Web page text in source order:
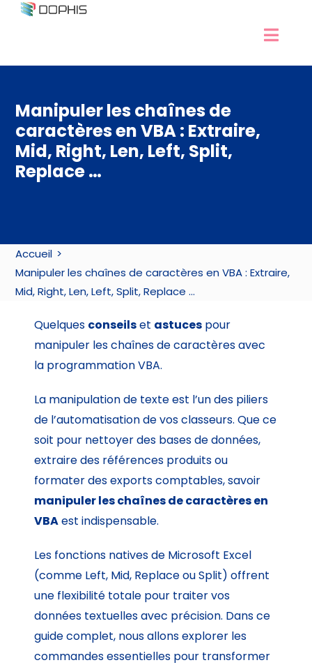
Passer
à
Développement Excel
Services Access
Nos formations
Ressources
Manipuler les chaînes de
caractères en VBA : Extraire,
Mid, Right, Len, Left, Split,
Replace …
Accueil
Manipuler les chaînes de caractères en VBA : Extraire,
Mid, Right, Len, Left, Split, Replace …
Quelques conseilset astuces pour
manipuler les chaînes de caractères avec
la programmation VBA.
La manipulation de texte est l’un des piliers
de l’automatisation de vos classeurs. Que ce
soit pour nettoyer des bases de données,
extraire des références produits ou
formater des exports comptables, savoir
manipuler les chaînes de caractères en
VBAest indispensable.
Les fonctions natives de Microsoft Excel
(comme Left, Mid, Replace ou Split) offrent
une flexibilité totale pour traiter vos
données textuelles avec précision. Dans ce
guide complet, nous allons explorer les
commandes essentielles pour transformer